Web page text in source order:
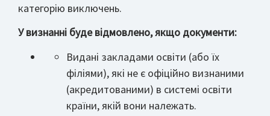
категорію виключень.
У визнанні буде відмовлено, якщо документи:
Видані закладами освіти (або їх
філіями), які не є офіційно визнаними
(акредитованими) в системі освіти
країни, якій вони належать.